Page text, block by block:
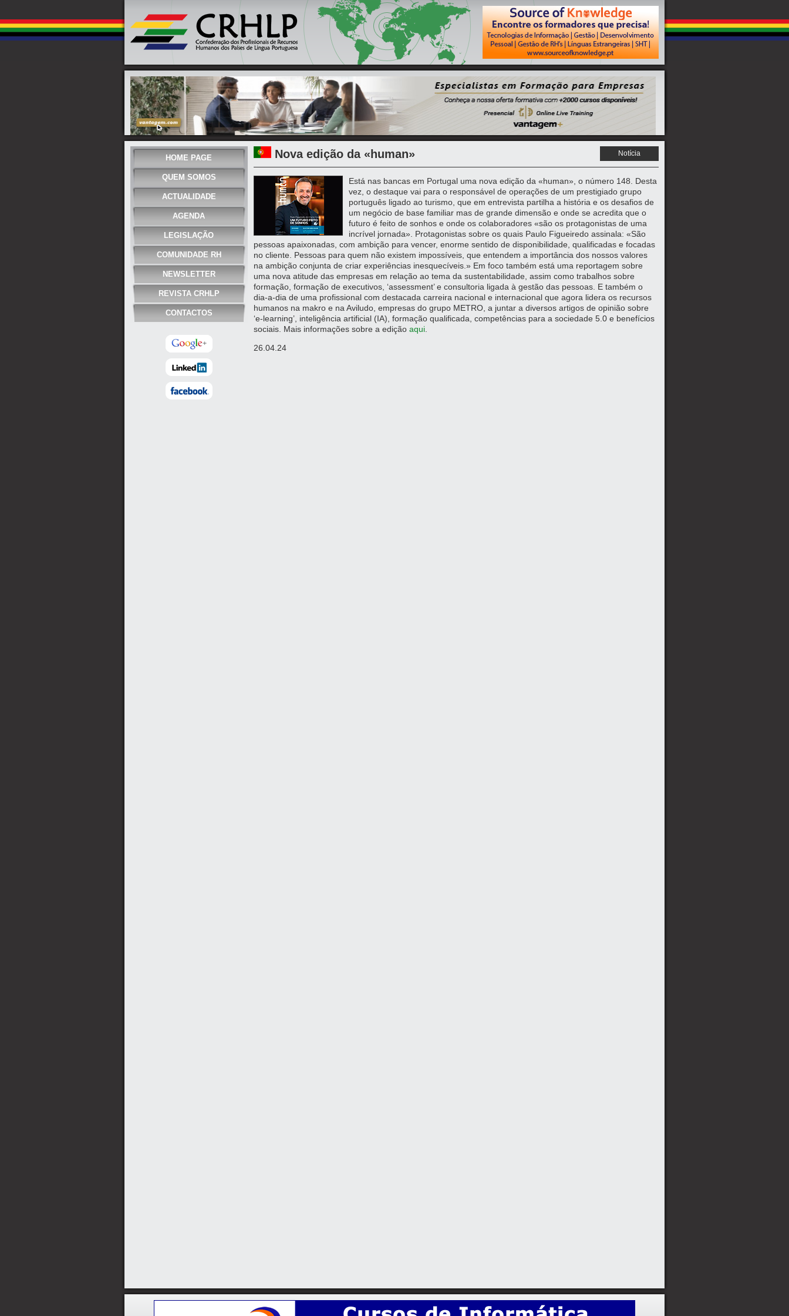
HOME PAGE
QUEM SOMOS
ACTUALIDADE
AGENDA
LEGISLAÇÃO
COMUNIDADE RH
NEWSLETTER
REVISTA CRHLP
CONTACTOS
Nova edição da «human» Notícia
Está nas bancas em Portugal uma nova edição da «human», o número 148. Desta
vez, o destaque vai para o responsável de operações de um prestigiado grupo
português ligado ao turismo, que em entrevista partilha a história e os desafios de
um negócio de base familiar mas de grande dimensão e onde se acredita que o
futuro é feito de sonhos e onde os colaboradores «são os protagonistas de uma
incrível jornada». Protagonistas sobre os quais Paulo Figueiredo assinala: «São
pessoas apaixonadas, com ambição para vencer, enorme sentido de disponibilidade, qualificadas e focadas
no cliente. Pessoas para quem não existem impossíveis, que entendem a importância dos nossos valores
na ambição conjunta de criar experiências inesquecíveis.» Em foco também está uma reportagem sobre
uma nova atitude das empresas em relação ao tema da sustentabilidade, assim como trabalhos sobre
formação, formação de executivos, ‘assessment’ e consultoria ligada à gestão das pessoas. E também o
dia-a-dia de uma profissional com destacada carreira nacional e internacional que agora lidera os recursos
humanos na makro e na Aviludo, empresas do grupo METRO, a juntar a diversos artigos de opinião sobre
‘e-learning’, inteligência artificial (IA), formação qualificada, competências para a sociedade 5.0 e benefícios
sociais. Mais informações sobre a edição aqui
26.04.24